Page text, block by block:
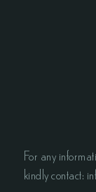
For any
kindly contact: